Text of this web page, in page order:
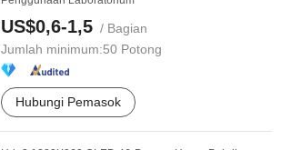
US$0,6-1,5 / Bagian
Jumlah minimum:50 Potong
Hubungi Pemasok